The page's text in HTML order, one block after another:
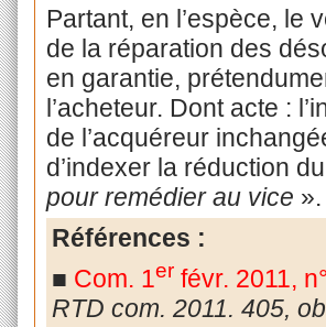
Partant, en l’espèce, le
de la réparation des
en garantie,
l’acheteur. Dont acte :
de l’acquéreur
d’indexer la réduction
pour remédier au vice ».
Références :
■ Com. 1erfévr. 2011,
RTD com. 2011. 405,